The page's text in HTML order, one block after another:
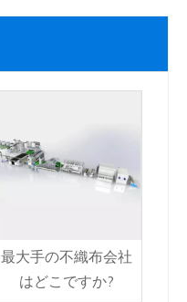
最大手の不織布会社
はどこですか?